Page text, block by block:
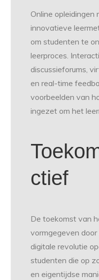
Online opleidingen
innovatieve
om studenten te
leerproces.
discussieforums,
en real-time
voorbeelden van
ingezet om het
ctief
De toekomst van
vormgegeven
digitale revolutie
studenten die op
en eigentijdse